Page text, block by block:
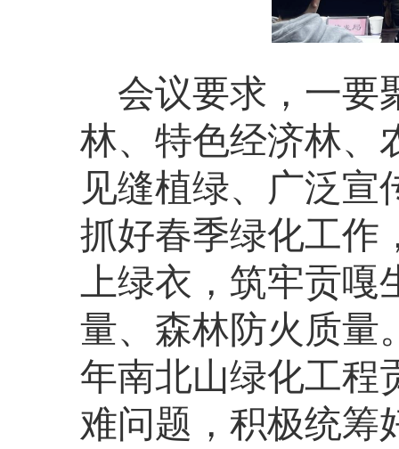
会议要求，一要
林、特色经济林、
见缝植绿、广泛宣
抓好春季绿化工作
上绿衣，筑牢贡
量、森林防火质量
年南北山绿化工程
难问题，积极统筹